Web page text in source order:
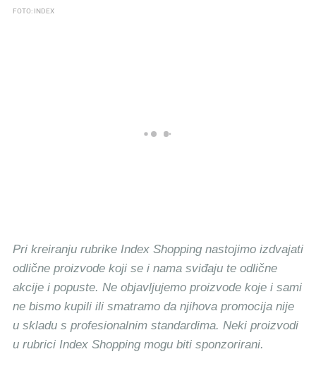
FOTO: INDEX
Pri kreiranju rubrike Index Shopping nastojimo izdvajati
odlične proizvode koji se i nama sviđaju te odlične
akcije i popuste. Ne objavljujemo proizvode koje i sami
ne bismo kupili ili smatramo da njihova promocija nije
u skladu s profesionalnim standardima. Neki proizvodi
u rubrici Index Shopping mogu biti sponzorirani.